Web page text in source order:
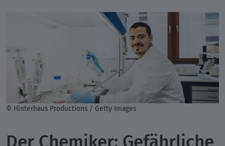
© Hinterhaus Productions / Getty Images
Der Chemiker: Gefährliche